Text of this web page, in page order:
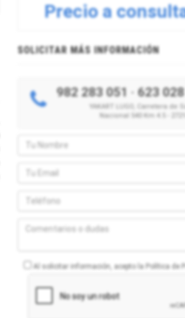
Precio a
SOLICITAR MÁS INFORMACIÓN
982 283 051 ·623
YAKART LUGO, Carretera de
Nacional 540 Km 4.5 -
Al solicitar información, acepto la Política de